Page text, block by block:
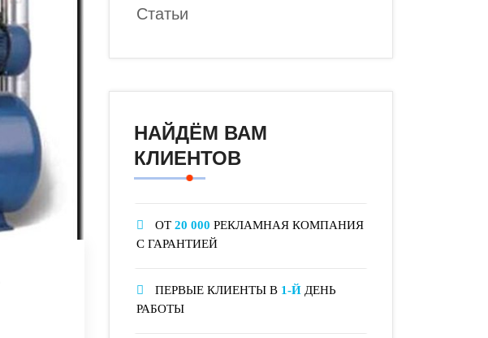
Статьи
НАЙДЁМ ВАМ
КЛИЕНТОВ
ОТ 20 000 РЕКЛАМНАЯ КОМПАНИЯ
С ГАРАНТИЕЙ
ПЕРВЫЕ КЛИЕНТЫ В 1-Й ДЕНЬ
РАБОТЫ